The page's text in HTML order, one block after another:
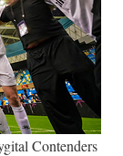
Contenders